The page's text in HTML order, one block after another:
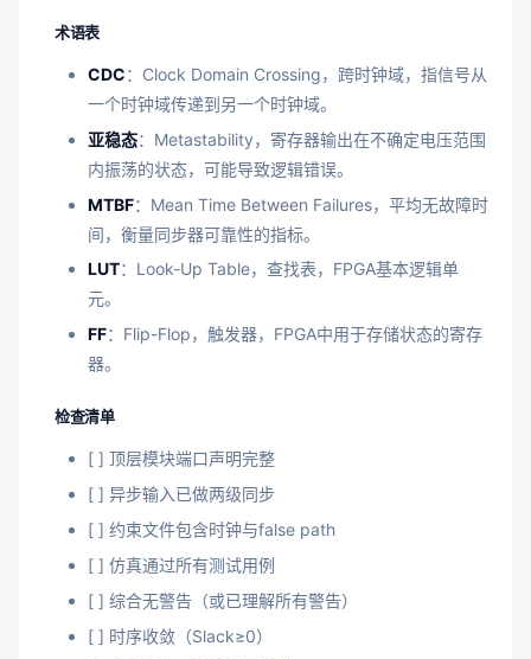
术语表
CDC：Clock Domain Crossing，跨时钟域，指信号从
一个时钟域传递到另一个时钟域。
亚稳态：Metastability，寄存器输出在不确定电压范围
内振荡的状态，可能导致逻辑错误。
MTBF：Mean Time Between Failures，平均无故障时
间，衡量同步器可靠性的指标。
LUT：Look-Up Table，查找表，FPGA基本逻辑单
元。
FF：Flip-Flop，触发器，FPGA中用于存储状态的寄存
器。
检查清单
[ ] 顶层模块端口声明完整
[ ] 异步输入已做两级同步
[ ] 约束文件包含时钟与false path
[ ] 仿真通过所有测试用例
[ ] 综合无警告（或已理解所有警告）
[ ] 时序收敛（Slack≥0）